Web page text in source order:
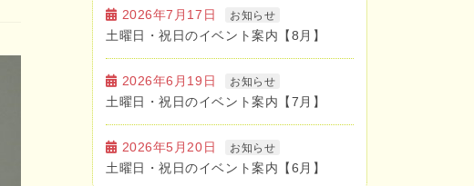
2026年7月17日 お知らせ
土曜日・祝日のイベント案内【8月】
2026年6月19日 お知らせ
土曜日・祝日のイベント案内【7月】
2026年5月20日 お知らせ
土曜日・祝日のイベント案内【6月】